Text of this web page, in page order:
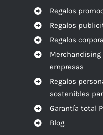
Regalos
Regalos
Regalos
Merchandising
empresas
Regalos
sostenibles
Garantía total
Blog